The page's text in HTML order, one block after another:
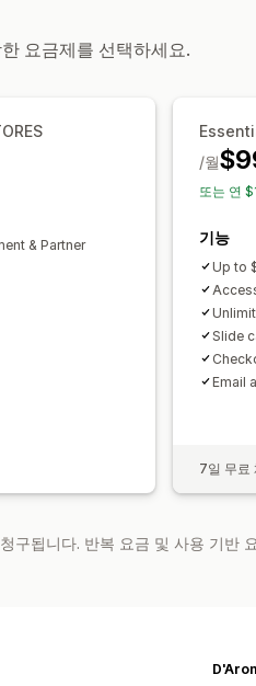
요금제를 선택하세요.
& Partner
/월
또는 연
기능
Up to
Slide
Email
7일 무료
구됩니다. 반복 요금 및 사용 기반